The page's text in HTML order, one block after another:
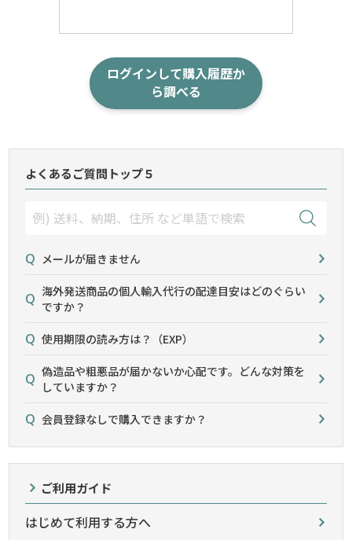
ログインして購入履歴か
ら調べる
よくあるご質問トップ５
メールが届きません
海外発送商品の個人輸入代行の配達目安はどのぐらい
ですか？
使用期限の読み方は？（EXP）
偽造品や粗悪品が届かないか心配です。どんな対策を
していますか？
会員登録なしで購入できますか？
ご利用ガイド
はじめて利用する方へ